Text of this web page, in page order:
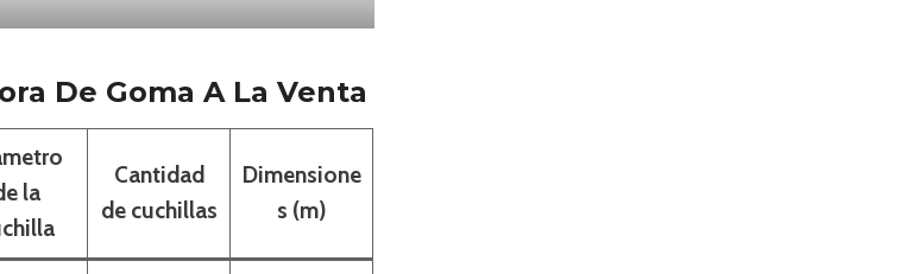
De Goma A La Venta
la
Cantidad
de cuchillas
Dimensione
s (m)